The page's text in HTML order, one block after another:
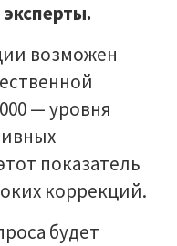
возможен
— уровня
показатель
коррекций.
будет